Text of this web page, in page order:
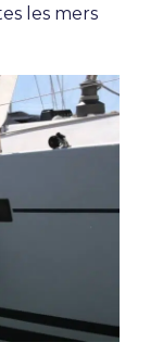
les mers